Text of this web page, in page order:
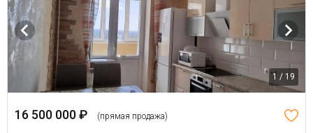
1 / 19
16 500 000 ₽ (прямая продажа)